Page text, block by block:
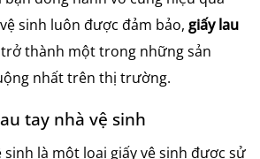
sinh luôn được đảm bảo, giấy lau
thành một trong những sản
nhất trên thị trường.
tay nhà vệ sinh
sinh là một loại giấy vệ sinh được sử